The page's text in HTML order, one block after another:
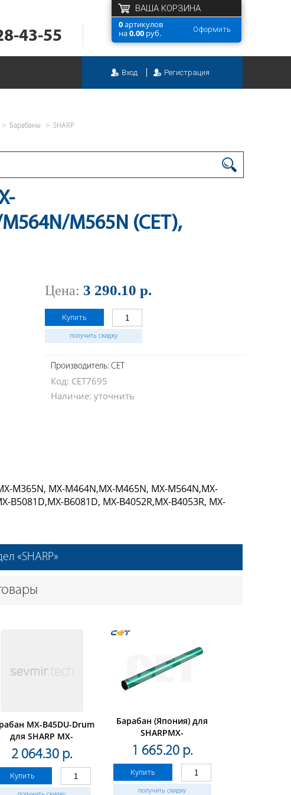
43-55 Оформить
ВАША КОРЗИНА
0артикулов
на0.00 руб.
Вход Регистрация
Барабаны SHARP
M565N (CET),
Цена: 3 290.10 р.
Купить
получить скидку
Производитель: CET
Код: CET7695
Наличие: уточнить
M365N, MX-M464N,MX-M465N, MX-M564N,MX-
B5081D,MX-B6081D, MX-B4052R,MX-B4053R, MX-
«SHARP»
MX-B45DU-Drum
для SHARP MX-
B355W/B455W(CET),
100000 стр., CET101089
2 064.30 р.
Купить
Барабан (Япония) для
SHARPMX-
M283N/M363U/M453U/M503U
(CET), 30000 стр., CET6690
1 665.20 р.
Купить
получить скидку